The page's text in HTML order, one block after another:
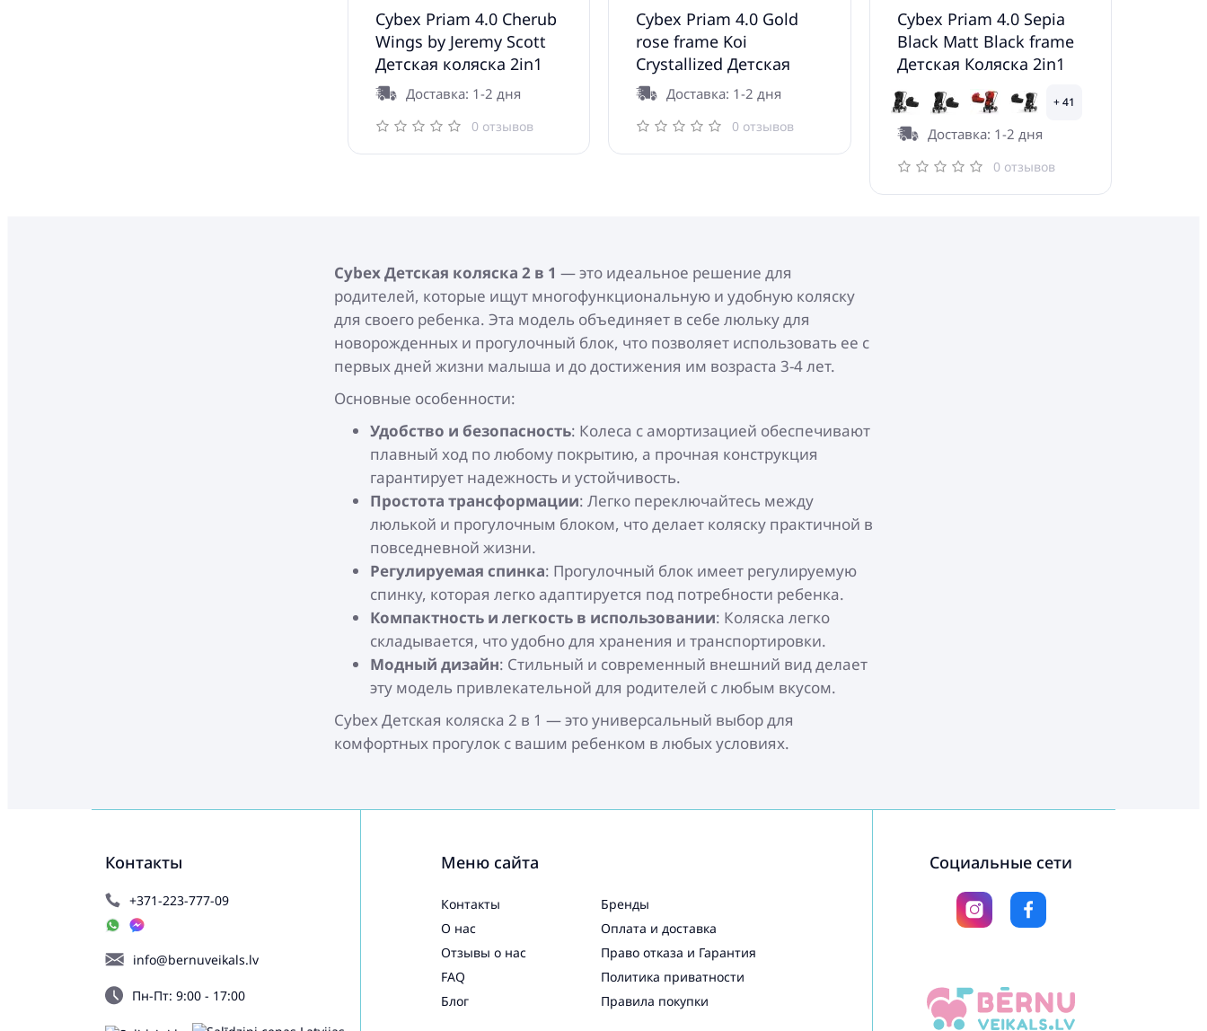
Cybex Priam 4.0 Cherub
Wings by Jeremy Scott
Детская коляска 2in1
Доставка: 1-2 дня
0 отзывов
Cybex Priam 4.0 Gold
rose frame Koi
Crystallized Детская
Коляска 2in1
Доставка: 1-2 дня
0 отзывов
Cybex Priam 4.0 Sepia
Black Matt Black frame
Детская Коляска 2in1
+ 41
Доставка: 1-2 дня
0 отзывов
Cybex Детская коляска 2 в 1 — это идеальное решение для
родителей, которые ищут многофункциональную и удобную коляску
для своего ребенка. Эта модель объединяет в себе люльку для
новорожденных и прогулочный блок, что позволяет использовать ее с
первых дней жизни малыша и до достижения им возраста 3-4 лет.
Основные особенности:
Удобство и безопасность: Колеса с амортизацией обеспечивают
плавный ход по любому покрытию, а прочная конструкция
гарантирует надежность и устойчивость.
Простота трансформации: Легко переключайтесь между
люлькой и прогулочным блоком, что делает коляску практичной в
повседневной жизни.
Регулируемая спинка: Прогулочный блок имеет регулируемую
спинку, которая легко адаптируется под потребности ребенка.
Компактность и легкость в использовании: Коляска легко
складывается, что удобно для хранения и транспортировки.
Модный дизайн: Стильный и современный внешний вид делает
эту модель привлекательной для родителей с любым вкусом.
Cybex Детская коляска 2 в 1 — это универсальный выбор для
комфортных прогулок с вашим ребенком в любых условиях.
Контакты
+371-223-777-09
info@bernuveikals.lv
Пн-Пт: 9:00 - 17:00
Меню сайта
Контакты
О нас
Отзывы о нас
FAQ
Блог
Бренды
Оплата и доставка
Право отказа и Гарантия
Политика приватности
Правила покупки
Социальные сети